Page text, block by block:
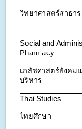
วิทยาศาสตร์สาธา
Social and
Pharmacy
เภสัชศาสตร์สังคม
บริหาร
Thai Studies
ไทยศึกษา